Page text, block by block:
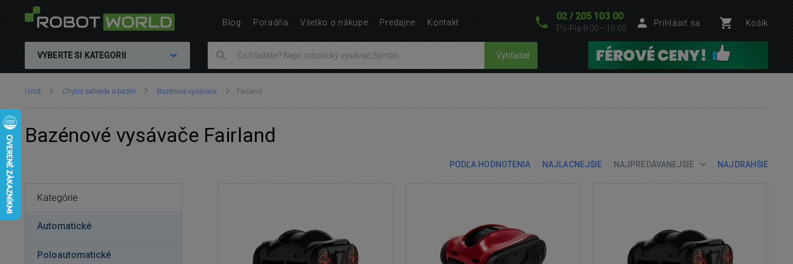
02 / 205 103 00
Po-Pia 8:00—16:00
Prihlásiť sa Košík
VYBERTE SI KATEGORII Vyhľadať
Nachádzate
Úvod Chytrá zahrada a bazén Bazénové vysávače Fairland
Bazénové vysávače Fairland
PODĽA HODNOTENIA NAJLACNEJŠIE NAJPREDÁVANEJŠIE NAJDRAHŠIE
Kategórie
Automatické
Poloautomatické
Blog Poradňa Všetko o nákupe Predajne Kontakt